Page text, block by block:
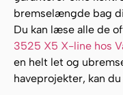
bremselængde bag
Du kan læse alle de
3525 X5 X-line hos
en helt let og
haveprojekter, kan